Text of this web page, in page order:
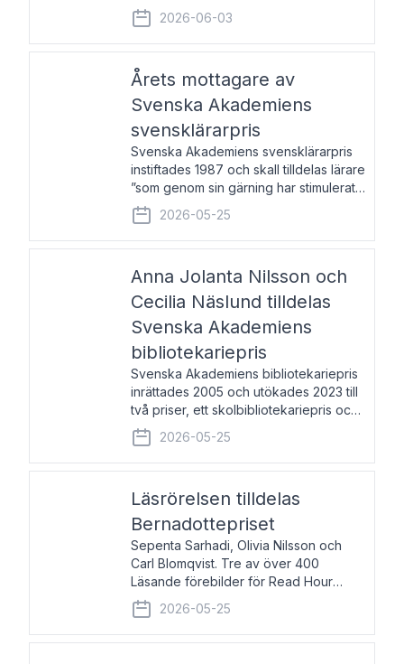
Byggmästar, Magnus Dahlström, Matias
Faldbakken samt Espen Stueland.
Prisbeloppet är 200 000 svenska
2026-06-03
Årets mottagare av
Svenska Akademiens
svensklärarpris
Svenska Akademiens svensklärarpris
instiftades 1987 och skall tilldelas lärare
”som genom sin gärning har stimulerat
intresset hos unga människor för
svenska språket och litteraturen”.
Prisutdelning och samtal med
2026-05-25
Anna Jolanta Nilsson och
Cecilia Näslund tilldelas
Svenska Akademiens
bibliotekariepris
Svenska Akademiens bibliotekariepris
inrättades 2005 och utökades 2023 till
två priser, ett skolbibliotekariepris och
ett folkbibliotekariepris. Priserna skall
tilldelas bibliotekarier vid svenska folk-
och skolbibliotek som gjort värdefull
2026-05-25
Läsrörelsen tilldelas
Bernadottepriset
Sepenta Sarhadi, Olivia Nilsson och
Carl Blomqvist. Tre av över 400
Läsande förebilder för Read Hour
Sverige. Foto: Michael Wall. Den ideella
föreningen Läsrörelsen tilldelas
Bernadottepriset 2026 för att den
2026-05-25